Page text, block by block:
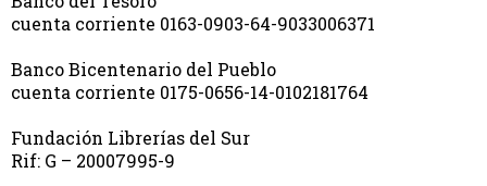
cuenta corriente 0163-0903-64-9033006371
Banco Bicentenario del Pueblo
cuenta corriente 0175-0656-14-0102181764
Fundación Librerías del Sur
Rif: G – 20007995-9